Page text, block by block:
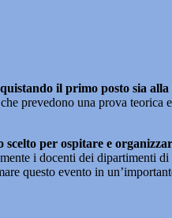
il primo posto sia
prevedono una prova
per ospitare e
i docenti dei
questo evento in